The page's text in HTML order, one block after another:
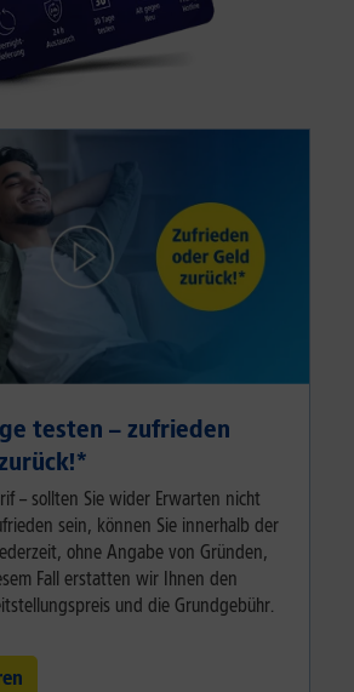
testen – zufrieden
– sollten Sie wider Erwarten nicht
sein, können Sie innerhalb der
ohne Angabe von Gründen,
Fall erstatten wir Ihnen den
und die Grundgebühr.